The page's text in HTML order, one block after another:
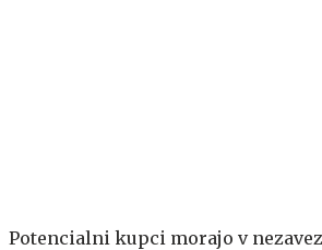
Potencialni kupci morajo v